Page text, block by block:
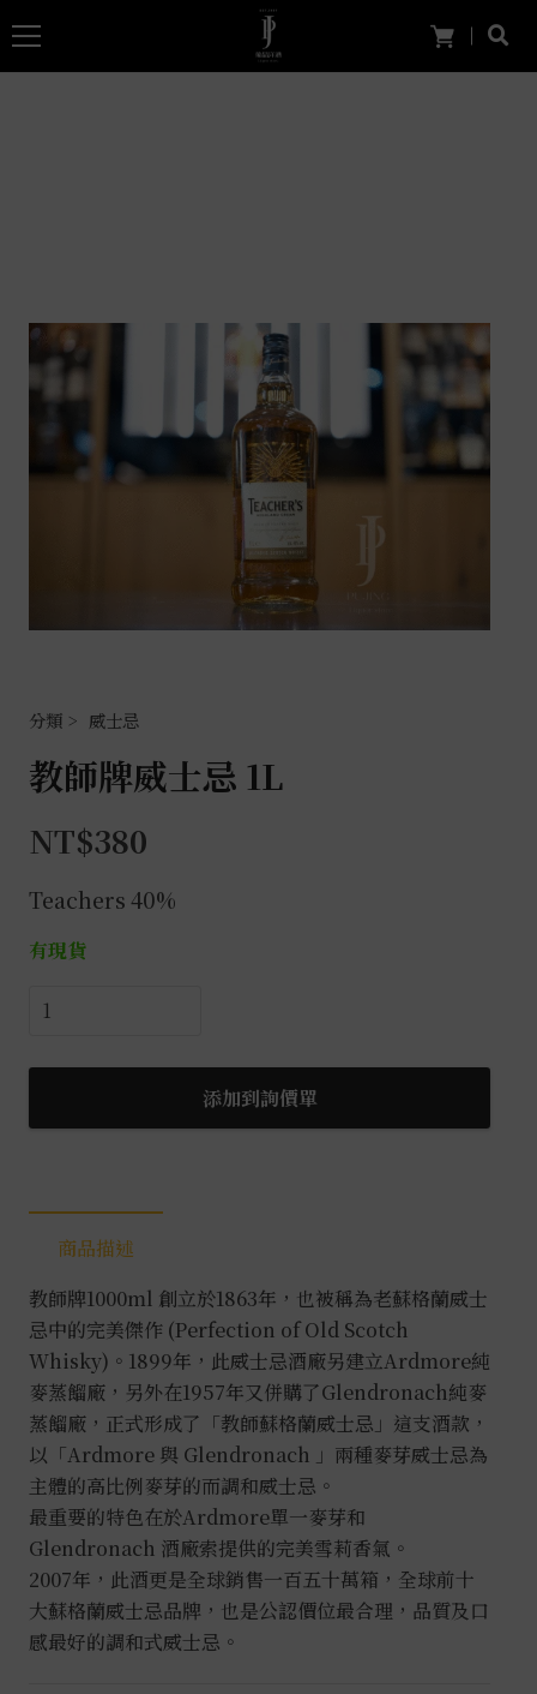
威士忌
教師牌威士忌 1L
NT$380
Teachers 40%
有現貨
教
牌
士
數
添加到詢價單
商品描述
教師牌1000ml 創立於1863年，也被稱為老蘇格蘭威士
忌中的完美傑作 (Perfection of Old Scotch
Whisky)。1899年，此威士忌酒廠另建立Ardmore純
麥蒸餾廠，另外在1957年又併購了Glendronach純麥
蒸餾廠，正式形成了「教師蘇格蘭威士忌」這支酒款，
以「Ardmore 與 Glendronach 」兩種麥芽威士忌為
主體的高比例麥芽的而調和威士忌。
最重要的特色在於Ardmore單一麥芽和
Glendronach 酒廠索提供的完美雪莉香氣。
2007年，此酒更是全球銷售一百五十萬箱，全球前十
大蘇格蘭威士忌品牌，也是公認價位最合理，品質及口
感最好的調和式威士忌。